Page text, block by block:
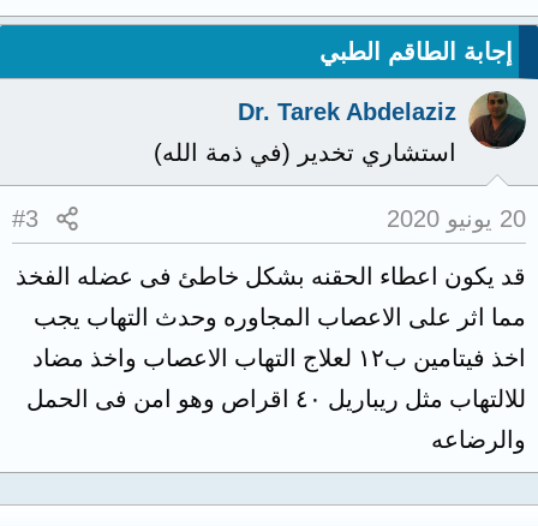
إجابة الطاقم الطبي
Dr. Tarek Abdelaziz
استشاري تخدير (في ذمة الله)
20 يونيو 2020 #3
قد يكون اعطاء الحقنه بشكل خاطئ فى عضله الفخذ
مما اثر على الاعصاب المجاوره وحدث التهاب يجب
اخذ فيتامين ب١٢ لعلاج التهاب الاعصاب واخذ مضاد
للالتهاب مثل ريباريل ٤٠ اقراص وهو امن فى الحمل
والرضاعه